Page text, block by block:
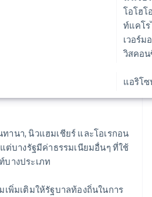
โอโฮโ
ท์แคโร
เวอร์ม
วิสคอน
แอริโซ
านา, นิวแฮมเชียร์ และโอเรกอน
ต่บางรัฐมีค่าธรรมเนียมอื่นๆ ที่ใช้
างประเภท
พิ่มเติมให้รัฐบาลท้องถิ่นในการ